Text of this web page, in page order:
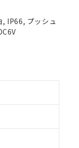
IP66, プッシュ